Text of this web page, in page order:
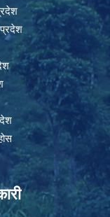
प्रदेश